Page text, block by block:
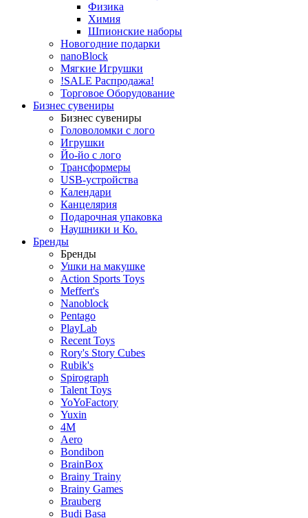
Физика
Химия
Шпионские наборы
Новогодние подарки
nanoBlock
Мягкие Игрушки
!SALE Распродажа!
Торговое Оборудование
Бизнес сувениры
Бизнес сувениры
Головоломки с лого
Игрушки
Йо-йо с лого
Трансформеры
USB-устройства
Календари
Канцелярия
Подарочная упаковка
Наушники и Ко.
Бренды
Бренды
Ушки на макушке
Action Sports Toys
Meffert's
Nanoblock
Pentago
PlayLab
Recent Toys
Rory's Story Cubes
Rubik's
Spirograph
Talent Toys
YoYoFactory
Yuxin
4M
Aero
Bondibon
BrainBox
Brainy Trainy
Brainy Games
Brauberg
Budi Basa